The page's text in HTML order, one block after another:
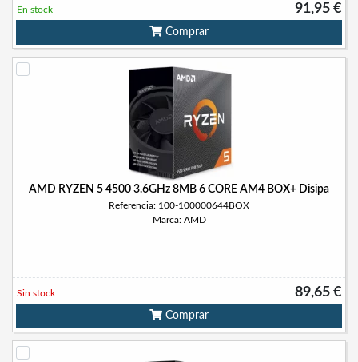
91,95 €
En stock
Comprar
AMD RYZEN 5 4500 3.6GHz 8MB 6 CORE AM4 BOX+ Disipa
Referencia: 100-100000644BOX
Marca: AMD
89,65 €
Sin stock
Comprar